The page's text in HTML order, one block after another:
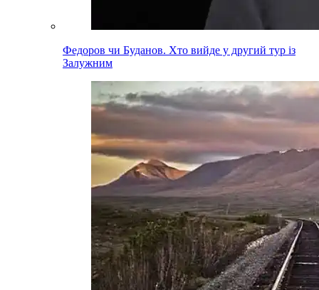
Федоров чи Буданов. Хто вийде у другий тур із
Залужним